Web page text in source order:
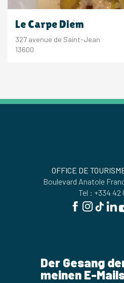
Le Carpe Diem
327 avenue de Saint-Jean
13600
OFFICE DE
Boulevard Anatole
Tel : +334 42
Der Gesang
meinen E-